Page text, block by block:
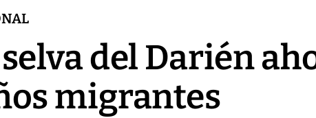
del Darién
migrantes